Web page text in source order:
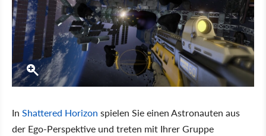
In Shattered Horizon spielen Sie einen Astronauten aus
der Ego-Perspektive und treten mit Ihrer Gruppe